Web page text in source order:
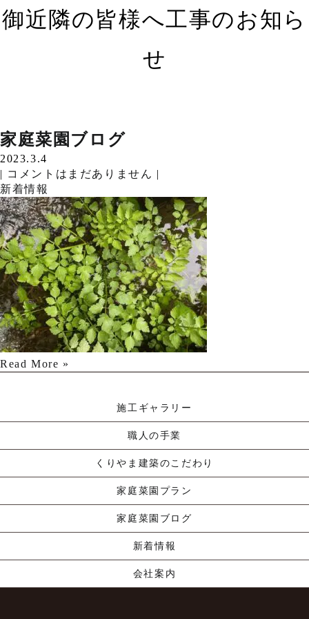
御近隣の皆様へ工事のお知ら
せ
御近隣の皆様へ工事のお知らせ
2023.3.31
| コメントはまだありません |
新着情報
この度、羽島市にて住…
Read More »
家庭菜園ブログ
2023.3.31
| コメントはまだありません |
新着情報
家庭菜園ブログをはじ…
Read More »
こだわり施工
2023.3.28
| コメントはまだありません |
新着情報
玄関廻りの基礎断熱。…
Read More »
ごほうび
2023.3.22
| コメントはまだありません |
ブログ
こんにちは。最近の新…
Read More »
こだわり施工
2023.3.18
| コメントはまだありません |
新着情報
やはり大事な個所には…
Read More »
2023.3.13
|コメントはまだありません
ブログ
こんにちは。季節は既…
Read More »
こだわり施工
2023.3.4
| コメントはまだありません |
新着情報
高気密高断熱住宅を建…
Read More »
家庭菜園ブログ
2023.3.4
| コメントはまだありません |
新着情報
家庭菜園ブログをはじ…
Read More »
施工ギャラリー
職人の手業
くりやま建築のこだわり
家庭菜園プラン
家庭菜園ブログ
新着情報
会社案内